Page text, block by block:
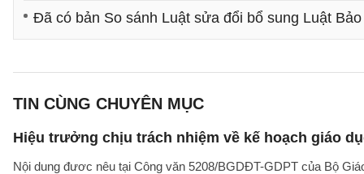
Đã có bản So sánh Luật sửa đổi bổ sung Luật
TIN CÙNG CHUYÊN MỤC
Hiệu trưởng chịu trách nhiệm về kế hoạch giáo
Nội dung đươc nêu tại Công văn 5208/BGDĐT-GDPT của Bộ